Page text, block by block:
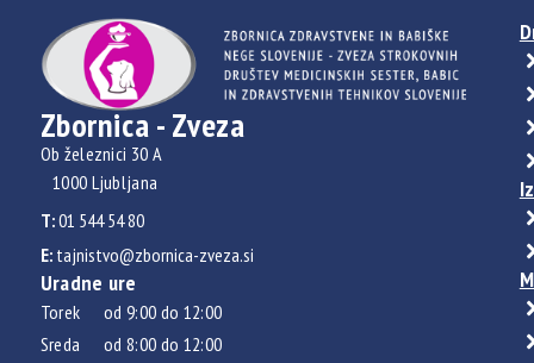
Zbornica - Zveza
Ob železnici 30 A
1000 Ljubljana
T:01 544 54 80
E:tajnistvo@zbornica-zveza.si
Uradne ure
Torek od 9:00 do 12:00
Sreda od 8:00 do 12:00